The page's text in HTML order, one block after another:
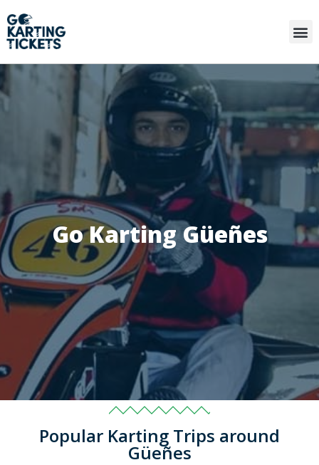
Go Karting Güeñes
Popular Karting Trips around
Güeñes